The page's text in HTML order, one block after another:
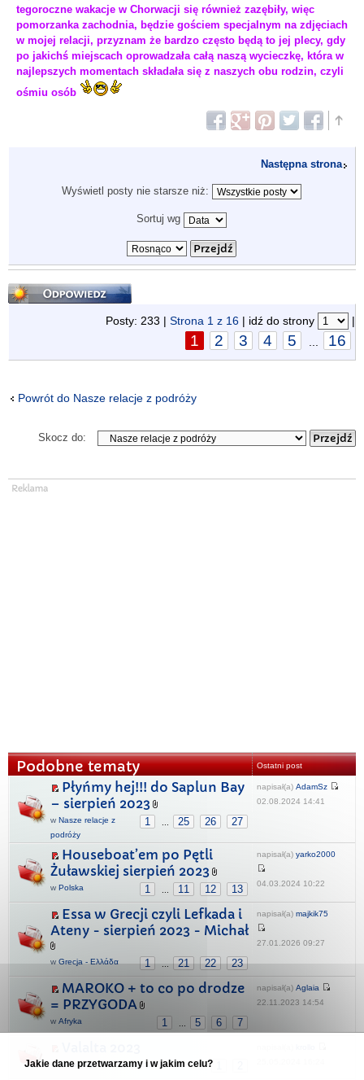
tegoroczne wakacje w Chorwacji się również zazębiły, więc
pomorzanka zachodnia, będzie gościem specjalnym na zdjęciach
w mojej relacji, przyznam że bardzo często będą to jej plecy, gdy
po jakichś miejscach oprowadzała całą naszą wycieczkę, która w
najlepszych momentach składała się z naszych obu rodzin, czyli
ośmiu osób
Następna strona
Wyświetl posty nie starsze niż:
Sortuj wg
Odpowiedz
Posty: 233 | Strona 1 z 16 | idź do strony |
1 2 3 4 5 ... 16
Powrót do Nasze relacje z podróży
Skocz do:
Podobne tematy Ostatni post
Płyńmy hej!!! do Saplun Bay
– sierpień 2023
1 25 26 27
w Nasze relacje z
podróży
napisał(a) AdamSz
02.08.2024 14:41
Houseboat’em po Pętli
Żuławskiej sierpień 2023
1 11 12 13
w Polska
napisał(a) yarko2000
04.03.2024 10:22
Essa w Grecji czyli Lefkada i
Ateny - sierpień 2023 - Michał
1 ... 21 22 23
w Grecja - Ελλάδα
napisał(a) majkik75
27.01.2026 09:27
MAROKO + to co po drodze
= PRZYGODA
1 5 6 7
w Afryka
napisał(a) Aglaia
22.11.2023 14:54
wNaturystyczna Chorwacja
Jakie dane przetwarzamy i w jakim celu?